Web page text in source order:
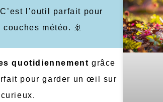
l’outil parfait pour
météo. 🚢
quotidiennement grâce
pour garder un œil sur